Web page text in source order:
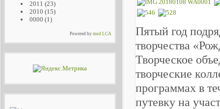
2011 (23)
2010 (15)
0000 (1)
Powered bymod LCA
Пятый год
творчества
Творческое
творческие
программах в
путевку на